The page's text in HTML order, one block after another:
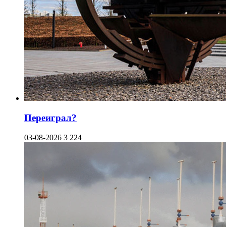
Переиграл?
03-08-2026 3 224